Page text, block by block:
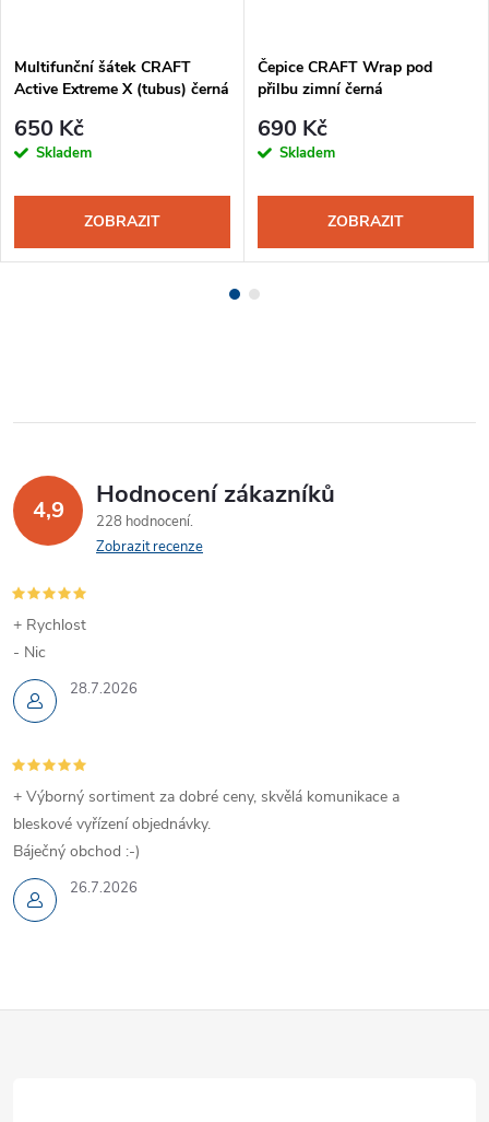
Multifunční šátek CRAFT
Active Extreme X (tubus) černá
650 Kč
Skladem
ZOBRAZIT
Čepice CRAFT Wrap pod
přilbu zimní černá
690 Kč
Skladem
ZOBRAZIT
4,9 Hodnocení zákazníků
228 hodnocení
Zobrazit recenze
28.7.2026
+ Rychlost
- Nic
26.7.2026
+ Výborný sortiment za dobré ceny, skvělá komunikace a
bleskové vyřízení objednávky.
Báječný obchod :-)